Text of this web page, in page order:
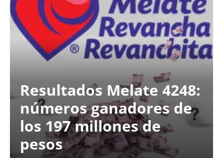
Resultados Melate 4248:
números ganadores de
los 197 millones de
pesos